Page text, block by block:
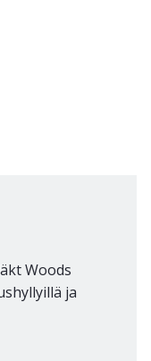
Woods
ja